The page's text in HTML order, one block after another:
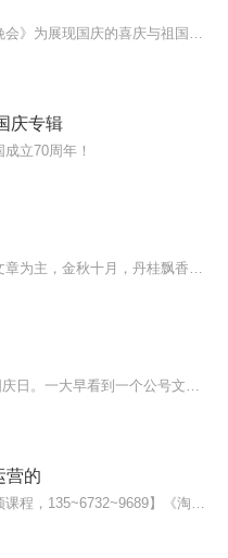
庆专辑
立70周年！
营的